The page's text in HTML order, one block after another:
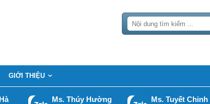
GIỚI THIỆU
Ms. Thúy Hường Ms. Tuyết Chinh